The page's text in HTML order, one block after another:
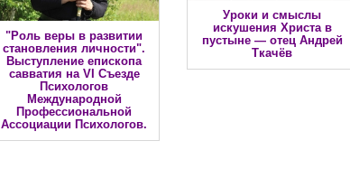
"Роль веры в развитии
становления личности".
Выступление епископа
савватия на VI Съезде
Психологов
Международной
Профессиональной
Ассоциации Психологов.
Уроки и смыслы
искушения Христа в
пустыне — отец Андрей
Ткачёв